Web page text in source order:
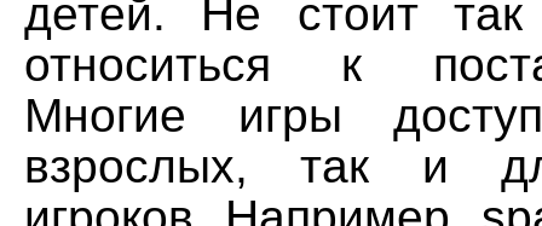
детей. Не стоит так
относиться к
Многие игры
взрослых, так и